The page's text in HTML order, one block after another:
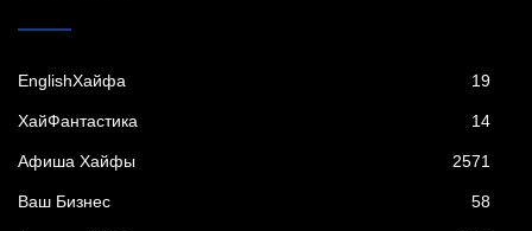
EnglishХайфа 19
XайФантастика 14
Афиша Хайфы 2571
Ваш Бизнес 58